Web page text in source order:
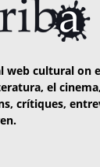
web cultural on
el
crítiques,